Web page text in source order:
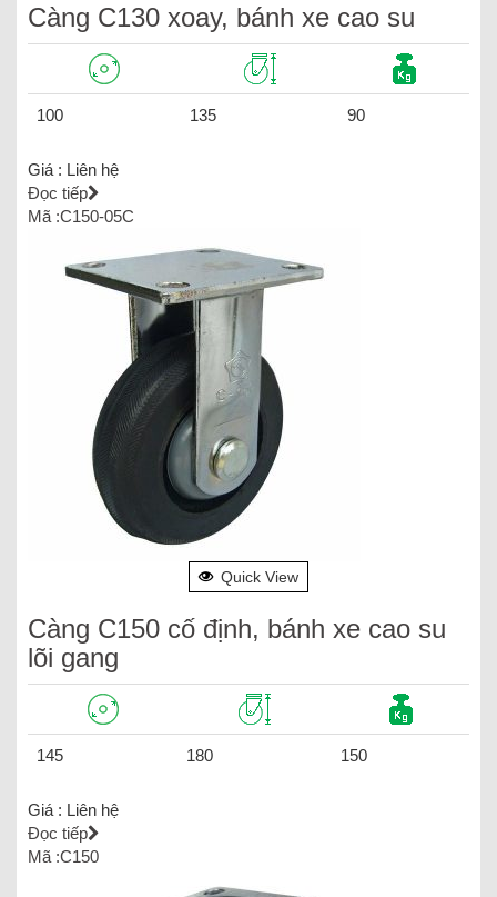
Càng C130 xoay, bánh xe cao su
100 135 90
Giá : Liên hệ
Đọc tiếp
Mã :C150-05C
Quick View
Càng C150 cố định, bánh xe cao su
lõi gang
145 180 150
Giá : Liên hệ
Đọc tiếp
Mã :C150